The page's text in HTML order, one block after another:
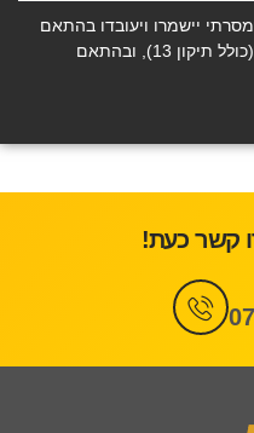
יישמרו ויעובדו בהתאם
לחוק הגנת הפרטיות, התשמ"א–1981 (כולל תיקון 13), ובהתאם
קשר כעת!